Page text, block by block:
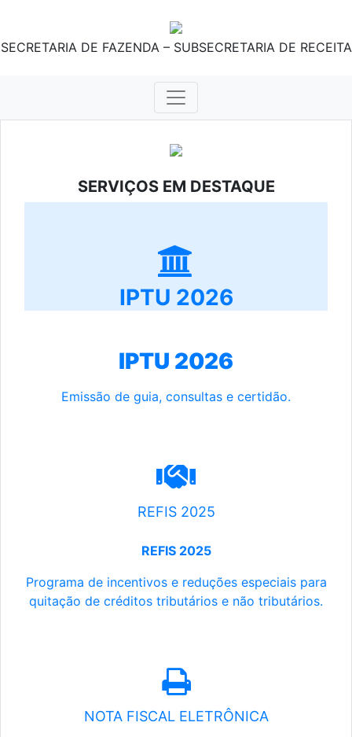
SECRETARIA DE FAZENDA – SUBSECRETARIA DE RECEITA
SERVIÇOS EM DESTAQUE
IPTU 2026
IPTU 2026
Emissão de guia, consultas e certidão.
REFIS 2025
REFIS 2025
Programa de incentivos e reduções especiais para
quitação de créditos tributários e não tributários.
NOTA FISCAL ELETRÔNICA